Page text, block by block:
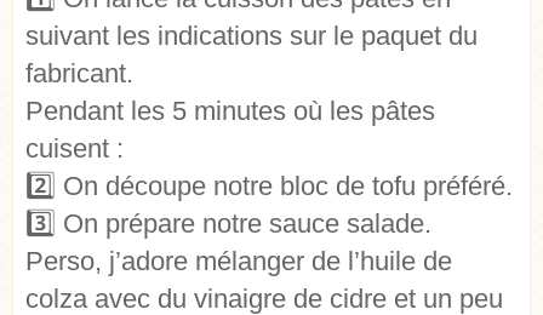
suivant les indications sur le paquet du
fabricant.
Pendant les 5 minutes où les pâtes
cuisent :
2️⃣ On découpe notre bloc de tofu préféré.
3️⃣ On prépare notre sauce salade.
Perso, j’adore mélanger de l’huile de
colza avec du vinaigre de cidre et un peu